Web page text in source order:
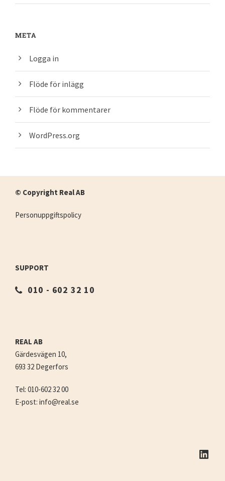
META
Logga in
Flöde för inlägg
Flöde för kommentarer
WordPress.org
© Copyright Real AB
Personuppgiftspolicy
SUPPORT
010 - 602 32 10
REAL AB
Gärdesvägen 10,
693 32 Degerfors
Tel: 010-602 32 00
E-post: info@real.se
LinkedIn